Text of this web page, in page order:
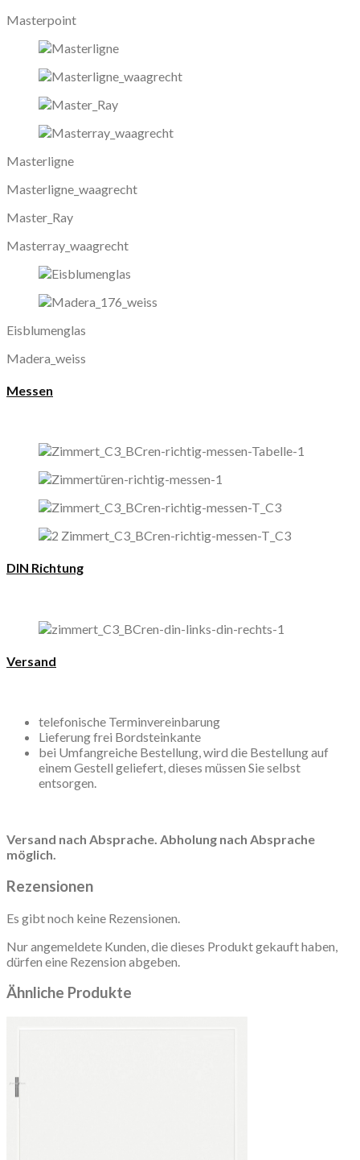
Masterpoint
Masterligne
Masterligne_waagrecht
Master_Ray
Masterray_waagrecht
Eisblumenglas
Madera_weiss
Messen
DIN Richtung
Versand
telefonische Terminvereinbarung
Lieferung frei Bordsteinkante
bei Umfangreiche Bestellung, wird die Bestellung auf
einem Gestell geliefert, dieses müssen Sie selbst
entsorgen.
Versand nach Absprache. Abholung nach Absprache
möglich.
Rezensionen
Es gibt noch keine Rezensionen.
Nur angemeldete Kunden, die dieses Produkt gekauft haben,
dürfen eine Rezension abgeben.
Ähnliche Produkte